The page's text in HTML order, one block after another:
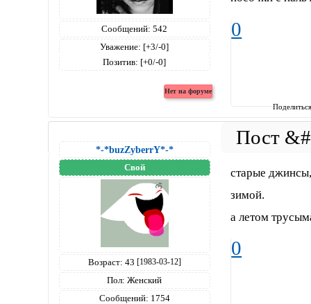
Сообщений: 542
Уважение: [+3/-0]
Позитив: [+0/-0]
0
*-*buzZyberrY*-*
Свой
Возраст: 43 [1983-03-12]
Пол: Женский
Сообщений: 1754
старые
зимой.
а летом
0